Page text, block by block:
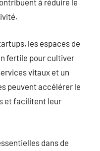
les espaces de
fertile pour cultiver
vitaux et un
peuvent accélérer le
et facilitent leur
dans de